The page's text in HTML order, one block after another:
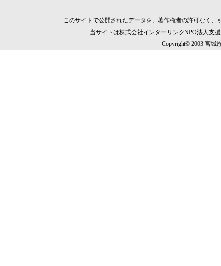
このサイトで公開されたデータを、著作権者の許可なく
当サイトは株式会社インターリンクNPO法人支
Copyright© 2003 宮城